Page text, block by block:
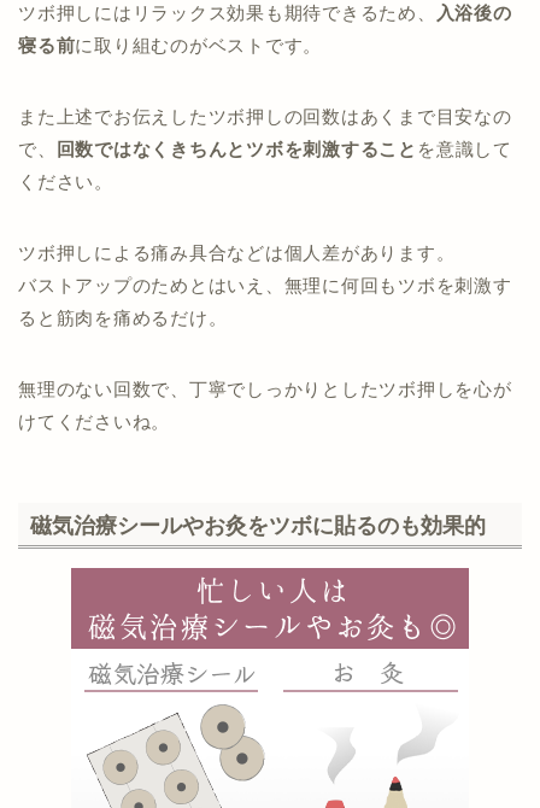
ツボ押しにはリラックス効果も期待できるため、
入浴後の
寝る前に取り組むのがベストです。
また上述でお伝えしたツボ押しの回数はあくまで目安なの
で、
回数ではなくきちんとツボを刺激すること を意識して
ください。
ツボ押しによる痛み具合などは個人差があります。
バストアップのためとはいえ、無理に何回もツボを刺激す
ると筋肉を痛めるだけ。
無理のない回数で、丁寧でしっかりとしたツボ押しを心が
けてくださいね。
磁気治療シールやお灸をツボに貼るのも効果的